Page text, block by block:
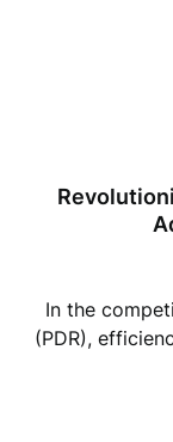
In the
(PDR),